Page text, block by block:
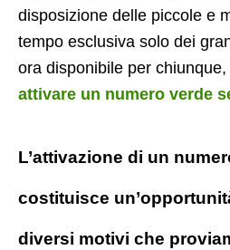
disposizione delle piccole e
tempo esclusiva solo dei
ora disponibile per
attivare un numero verde
L’attivazione di un
costituisce
diversi motivi che